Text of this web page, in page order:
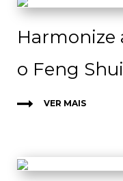
Harmonize
o Feng Shui
VER MAIS